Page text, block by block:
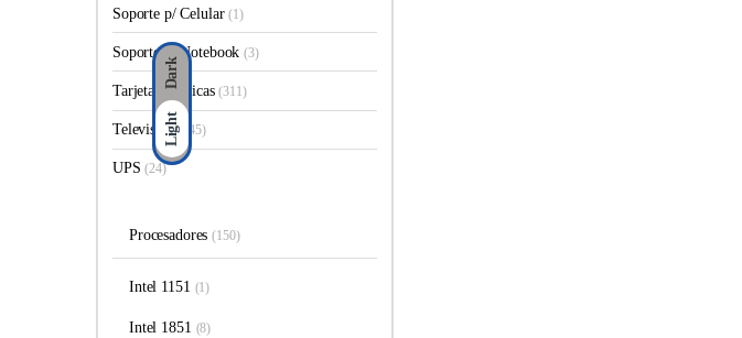
Dark
Light
Soporte p/ Celular(1)
Soporte p/ Notebook(3)
Tarjetas Graficas(311)
Televisores (45)
UPS(24)
Procesadores(150)
Intel 1151 (1)
Intel 1851 (8)